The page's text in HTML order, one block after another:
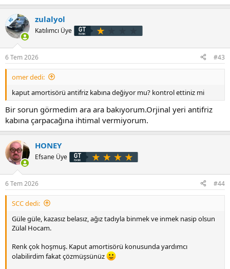
KS zulalyol
Katılımcı Üye
6 Tem 2026 #43
omer dedi:
kaput amortisörü antifriz kabına değiyor mu? kontrol ettiniz mi
Bir sorun görmedim ara ara bakıyorum.Orjinal yeri antifriz
kabına çarpacağına ihtimal vermiyorum.
HONEY
Efsane Üye
6 Tem 2026 #44
SCC dedi:
Güle güle, kazasız belasız, ağız tadıyla binmek ve inmek nasip olsun
Zülal Hocam.
Renk çok hoşmuş. Kaput amortisörü konusunda yardımcı
olabilirdim fakat çözmüşsünüz